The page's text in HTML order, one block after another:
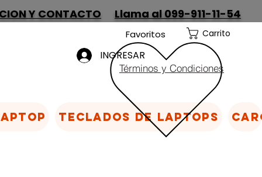
Y CONTACTO Llama al 099-911-11-54
Favoritos Carrito
Términos y Condiciones
INGRESAR
Teclados de laptops